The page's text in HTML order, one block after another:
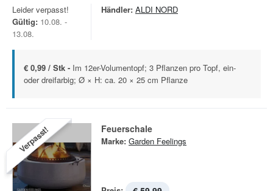
Leider verpasst!
Gültig: 10.08. -
13.08.
Händler: ALDI NORD
€ 0,99 / Stk - Im 12er-Volumentopf; 3 Pflanzen pro Topf, ein-
oder dreifarbig; Ø × H: ca. 20 × 25 cm Pflanze
Verpasst! Feuerschale
Marke: Garden Feelings